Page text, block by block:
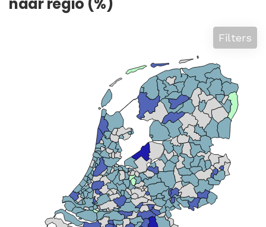
Filters